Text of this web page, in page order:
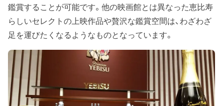
鑑賞することが可能です。他の映画館とは異なった恵比寿
らしいセレクトの上映作品や贅沢な鑑賞空間は、わざわざ
足を運びたくなるようなものとなっています。